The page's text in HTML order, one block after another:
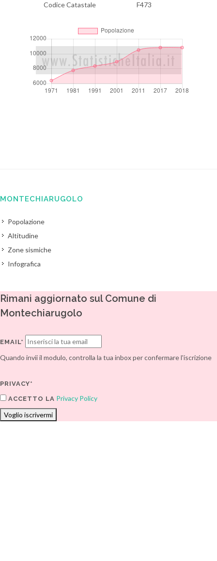
Codice Catastale F473
MONTECHIARUGOLO
Popolazione
Altitudine
Zone sismiche
Infografica
Rimani aggiornato sul Comune di
Montechiarugolo
EMAIL*
Quando invii il modulo, controlla la tua inbox per confermare l'iscrizione
PRIVACY*
ACCETTO LA Privacy Policy
Voglio iscrivermi